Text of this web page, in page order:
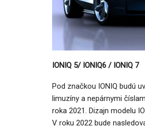
IONIQ 5/ IONIQ6 / IONIQ 7
Pod značkou IONIQ budú
limuzíny a nepárnymi
roka 2021. Dizajn modelu
V roku 2022 bude